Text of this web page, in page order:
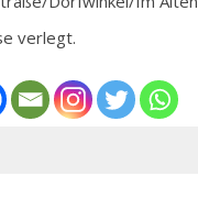
verlegt.